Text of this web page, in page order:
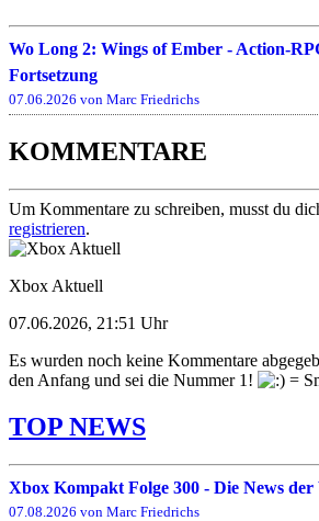
Wo Long 2: Wings of Ember - Action-
Fortsetzung
07.06.2026 von Marc Friedrichs
KOMMENTARE
Um Kommentare zu schreiben, musst du
registrieren.
Xbox Aktuell
07.06.2026, 21:51 Uhr
Es wurden noch keine Kommentare
den Anfang und sei die Nummer 1!
TOP NEWS
Xbox Kompakt Folge 300 - Die News der
07.08.2026 von Marc Friedrichs